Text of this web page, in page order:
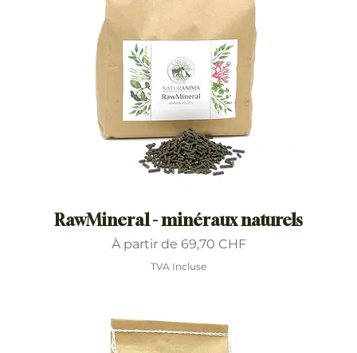
RawMineral - minéraux naturels
À partir de 69,70 CHF
Prix promotionnel
TVA Incluse